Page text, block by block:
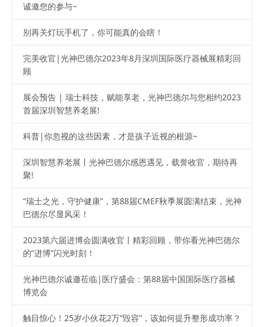
诚邀您的参与~
别再关灯玩手机了，你可能真的会瞎！
完美收官|光神巴德尔2023年8月深圳国际医疗器械展精彩回
顾
展会预告 | 瑞士科技，赋能享老，光神巴德尔与您相约2023
首届深圳智慧养老展!
科普|你忽视的这些因素，才是孩子近视的根源~
‍深圳智慧养老展丨光神巴德尔感恩遇见，载誉收官，期待再
聚!
“瑞士之光，守护健康”，第88届CMEF秋季展圆满结束，光神
巴德尔尽显风采！
2023第六届进博会圆满收官丨精彩回顾，带你看光神巴德尔
的“进博”闪光时刻！
光神巴德尔诚邀莅临|医疗盛会：第88届中国国际医疗器械
博览会
触目惊心！25岁小伙花2万“毁容”，该如何提升整形成功率？